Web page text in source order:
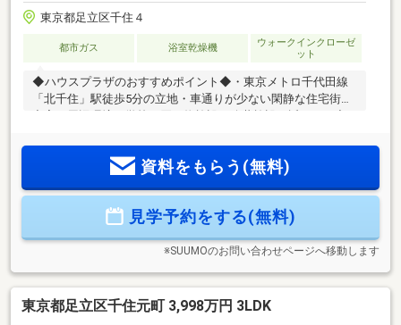
東京都足立区千住４
都市ガス 浴室乾燥機
ウォークインクローゼ
ット
◆ハウスプラザのおすすめポイント◆・東京メトロ千代田線
「北千住」駅徒歩5分の立地・車通りが少ない閑静な住宅街・
など）詳しくはスタッフにお問い合わせください。『今日見
たい』『明日みたい』という方はフリーダイヤル0120-566-
上お問い合わせ下さい♪【各種ご相談承ります】購入、売却、
資料をもらう(無料)
見学予約をする(無料)
※SUUMOのお問い合わせページへ移動します
東京都足立区千住元町 3,998万円 3LDK